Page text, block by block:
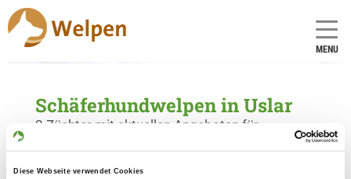
Diese Webseite verwendet Cookies
MENU
Schäferhundwelpen in Uslar
2 Züchter mit aktuellen Angeboten für